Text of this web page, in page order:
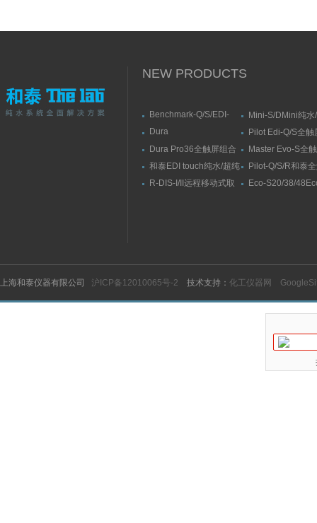
NEW PRODUCTS
Benchmark-Q/S/EDI-
直供水纯水/超纯水机
Mini-S/DMini纯水
水机
Dura
触屏智能型超纯水系统
Pilot Edi-Q/S全触
式纯水/超纯水系
Dura Pro36全触屏组合
式超纯水系统
Master Evo-S全
流量纯水/超纯水
和泰EDI touch纯水/超纯
水机
Pilot-Q/S/R和泰
纯水/超纯水机
R-DIS-I/II远程移动式取
Eco-S20/38/
上海和泰仪器有限公司 沪ICP备12010065号-2 技术支持： 化工仪器网